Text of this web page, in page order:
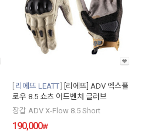
리에뜨 LEATT
[리에뜨] ADV 엑스플
로우 8.5 쇼츠 어드벤처 글러브
장갑 ADV X-Flow 8.5 Short
190,000₩